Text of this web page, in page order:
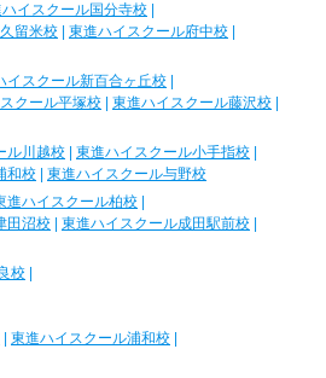
イスクール国分寺校
留米校 東進ハイスクール府中校
イスクール新百合ヶ丘校
クール平塚校 東進ハイスクール藤沢校
ル川越校 東進ハイスクール小手指校
和校
東進ハイスクール与野校
進ハイスクール柏校
田沼校 東進ハイスクール成田駅前校
校
東進ハイスクール浦和校